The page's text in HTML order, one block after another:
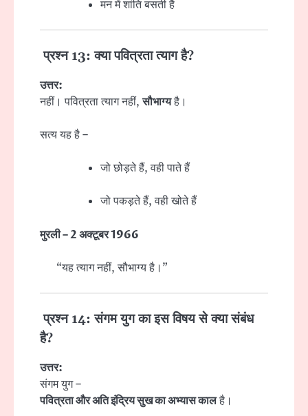
मन में शांति बसती है
प्रश्न 13: क्या पवित्रता त्याग है?
उत्तर:
नहीं। पवित्रता त्याग नहीं,सौभाग्यहै।
सत्य यह है –
जो छोड़ते हैं, वही पाते हैं
जो पकड़ते हैं, वही खोते हैं
मुरली – 2 अक्टूबर 1966
“यह त्याग नहीं, सौभाग्य है।”
प्रश्न 14: संगम युग का इस विषय से क्या संबंध
है?
उत्तर:
संगम युग –
पवित्रता और अति इंद्रिय सुख का अभ्यास कालहै।